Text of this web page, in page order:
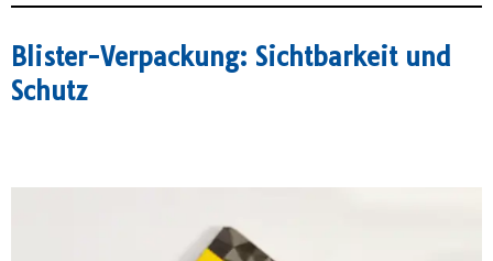
Blister-Verpackung: Sichtbarkeit und
Schutz